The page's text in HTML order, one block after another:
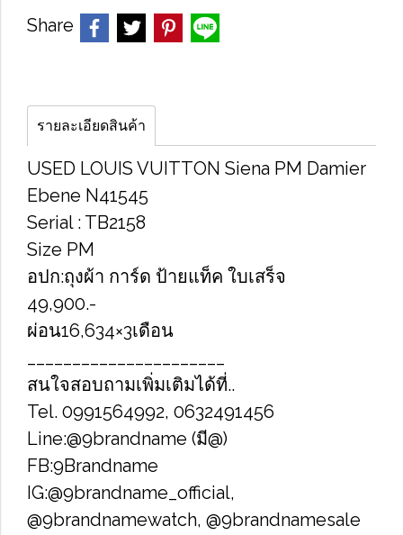
Share
รายละเอียดสินค้า
U​S​E​D LOUIS​ V​U​IT​T​O​N Siena PM Damier
Ebene N41545
Serial : TB2158
Size PM
อปก:ถุงผ้า​ การ์ด​ ป้ายแท็ค​ ใบเสร็จ​
49,900.-
ผ่อน16,634×3เดือน
สนใจสอบถามเพิ่มเติมได้ที่..
Tel. 0991564992, 0632491456
Line:@9brandname (มี@)
FB:9Brandname
IG:@9brandname_official,
@9brandnamewatch, @9brandnamesale